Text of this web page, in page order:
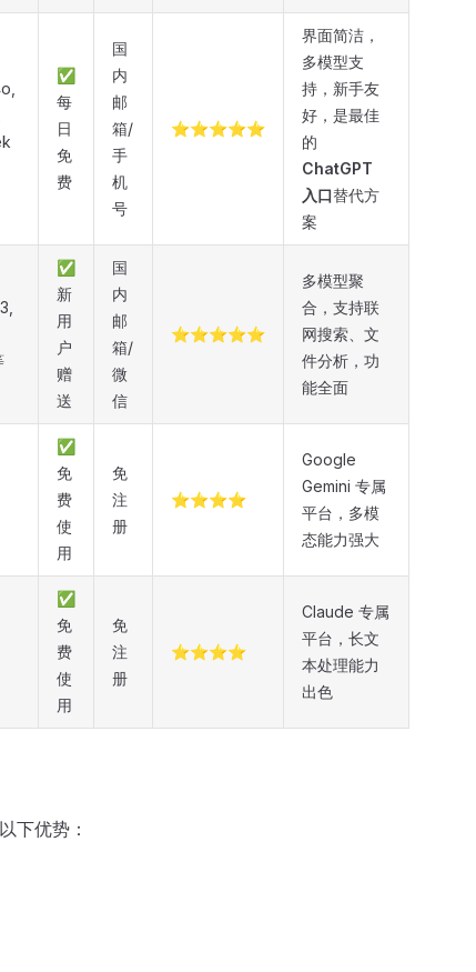
✅
每
日
免
费
国
内
邮
箱/
手
机
号
⭐⭐⭐⭐⭐
界面简洁，
多模型支
持，新手友
好，是最佳
的
ChatGPT
入口替代方
案
✅
新
用
户
赠
送
国
内
邮
箱/
微
信
⭐⭐⭐⭐⭐
多模型聚
合，支持联
网搜索、文
件分析，功
能全面
✅
免
费
使
用
免
注
册
⭐⭐⭐⭐
Google
Gemini 专属
平台，多模
态能力强大
✅
免
费
使
用
免
注
册
⭐⭐⭐⭐
Claude 专属
平台，长文
本处理能力
出色
下优势：